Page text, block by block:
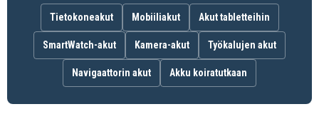
Akku korvaa:
3765-301-000
3769
Akku on yhteensopiva seuraavien mallien kanssa:
Pelican 3715Z0
Tietokoneakut Mobiiliakut Akut tabletteihin
SmartWatch-akut Kamera-akut Työkalujen akut
Navigaattorin akut Akku koiratutkaan